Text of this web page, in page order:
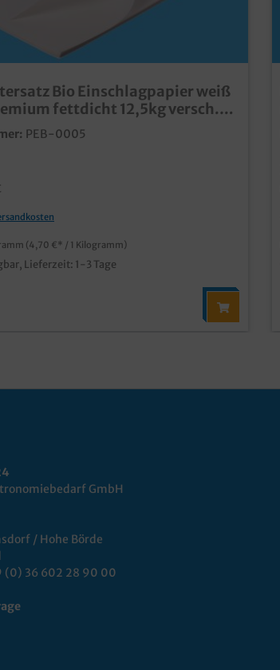
Bio Einschlagpapier weiß
fettdicht 12,5kg versch.
PEB-0005
(4,70 €* / 1 Kilogramm)
Lieferzeit: 1-3 Tage
GmbH
/ Hohe Börde
(0) 36 602 28 90 00